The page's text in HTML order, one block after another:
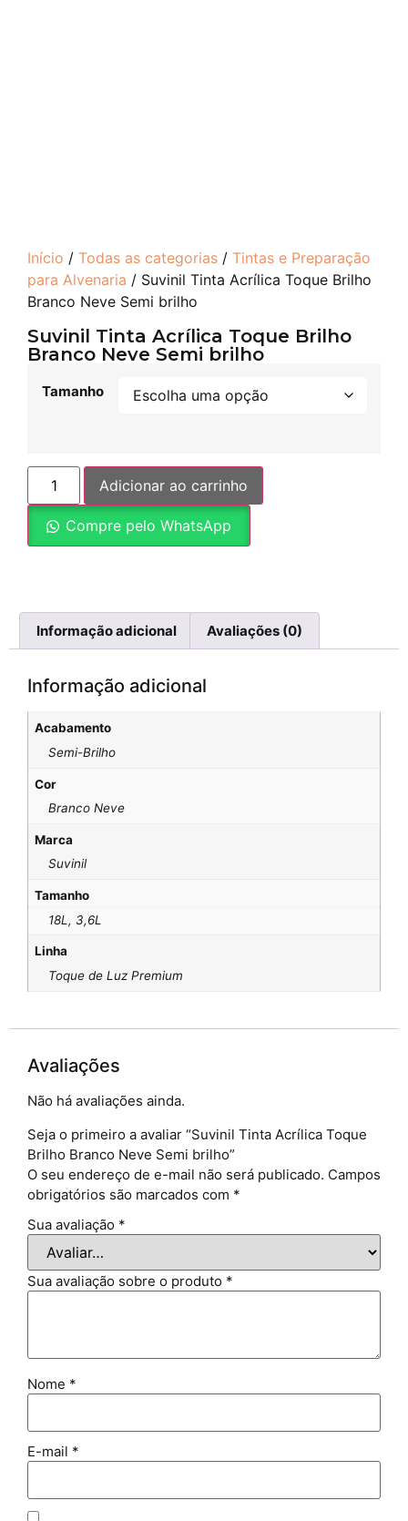
Início / Todas as categorias / Tintas e Preparação
para Alvenaria / Suvinil Tinta Acrílica Toque Brilho
Branco Neve Semi brilho
Suvinil Tinta Acrílica Toque Brilho
Branco Neve Semi brilho
Tamanho
Adicionar ao carrinho
Compre pelo WhatsApp
Informação adicional Avaliações (0)
Informação adicional
Acabamento
Semi-Brilho
Cor
Branco Neve
Marca
Suvinil
Tamanho
18L, 3,6L
Linha
Toque de Luz Premium
Avaliações
Não há avaliações ainda.
Seja o primeiro a avaliar “Suvinil Tinta Acrílica Toque
Brilho Branco Neve Semi brilho”
O seu endereço de e-mail não será publicado. Campos
obrigatórios são marcados com *
Sua avaliação *
Sua avaliação sobre o produto *
Nome *
E-mail *